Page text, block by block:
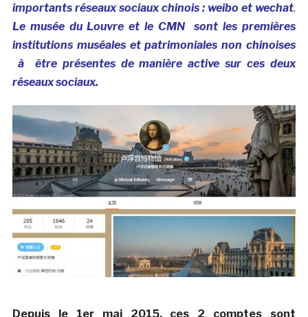
importants réseaux sociaux chinois : weibo et wechat.
Le musée du Louvre et le CMN sont les premières
institutions muséales et patrimoniales non chinoises
à être présentes de manière active sur ces deux
réseaux sociaux.
Depuis le 1er mai 2015, ces 2 comptes sont